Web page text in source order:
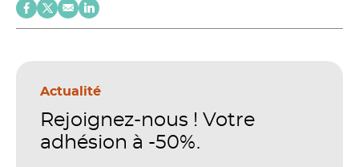
Actualité
Rejoignez-nous ! Votre
adhésion à -50%.